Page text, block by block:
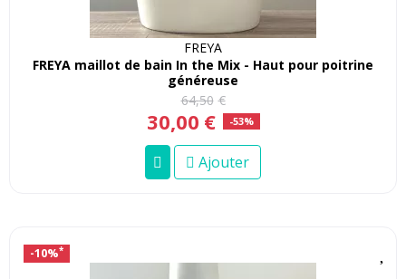
FREYA
FREYA maillot de bain In the Mix - Haut pour poitrine
généreuse
64,50 €
30,00 € -53%
Ajouter
-10%*